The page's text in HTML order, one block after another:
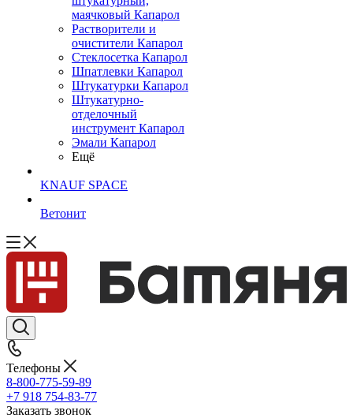
маячковый Капарол
Растворители и
очистители Капарол
Cтеклосетка Капарол
Шпатлевки Капарол
Штукатурки Капарол
Штукатурно-
отделочный
инструмент Капарол
Эмали Капарол
Ещё
KNAUF SPACE
Ветонит
Телефоны
8-800-775-59-89
+7 918 754-83-77
Заказать звонок